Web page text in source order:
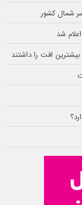
شمال کشور